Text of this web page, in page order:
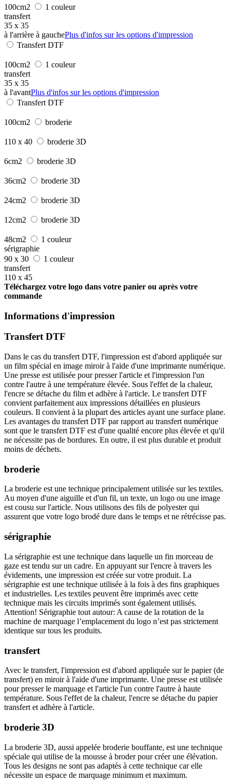
100cm2
1 couleur
transfert
35 x 35
à l'arrière à gauchePlus d'infos sur les options d'impression
Transfert DTF
100cm2
1 couleur
transfert
35 x 35
à l'avantPlus d'infos sur les options d'impression
Transfert DTF
100cm2 broderie
110 x 40 broderie 3D
6cm2 broderie 3D
36cm2 broderie 3D
24cm2 broderie 3D
12cm2 broderie 3D
48cm2
1 couleur
sérigraphie
90 x 30
1 couleur
transfert
110 x 45
Téléchargez votre logo dans votre panier ou après votre
commande
Informations d'impression
Transfert DTF
Dans le cas du transfert DTF, l'impression est d'abord appliquée sur
un film spécial en image miroir à l'aide d'une imprimante numérique.
Une presse est utilisée pour presser l'article et l'impression l'un
contre l'autre à une température élevée. Sous l'effet de la chaleur,
l'encre se détache du film et adhère à l'article. Le transfert DTF
convient parfaitement aux impressions détaillées en plusieurs
couleurs. Il convient à la plupart des articles ayant une surface plane.
Les avantages du transfert DTF par rapport au transfert numérique
sont que le transfert DTF est d'une qualité encore plus élevée et qu'il
ne nécessite pas de bordures. En outre, il est plus durable et produit
moins de déchets.
broderie
La broderie est une technique principalement utilisée sur les textiles.
Au moyen d'une aiguille et d'un fil, un texte, un logo ou une image
est cousu sur l'article. Nous utilisons des fils de polyester qui
assurent que votre logo brodé dure dans le temps et ne rétrécisse pas.
sérigraphie
La sérigraphie est une technique dans laquelle un fin morceau de
gaze est tendu sur un cadre. En appuyant sur l'encre à travers les
évidements, une impression est créée sur votre produit. La
sérigraphie est une technique utilisée à la fois à des fins graphiques
et industrielles. Les textiles peuvent être imprimés avec cette
technique mais les circuits imprimés sont également utilisés.
Attention! Sérigraphie tout autour: A cause de la rotation de la
machine de marquage l’emplacement du logo n’est pas strictement
identique sur tous les produits.
transfert
Avec le transfert, l'impression est d'abord appliquée sur le papier (de
transfert) en miroir à l'aide d'une imprimante. Une presse est utilisée
pour presser le marquage et l'article l'un contre l'autre à haute
température. Sous l'effet de la chaleur, l'encre se détache du papier
transfert et adhère à l'article.
broderie 3D
La broderie 3D, aussi appelée broderie bouffante, est une technique
spéciale qui utilise de la mousse à broder pour créer une élévation.
Tous les designs ne sont pas adaptés à cette technique car elle
nécessite un espace de marquage minimum et maximum.